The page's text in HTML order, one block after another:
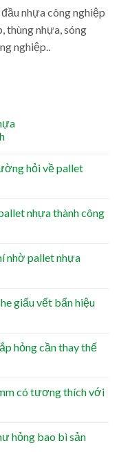
nhựa công nghiệp
thùng nhựa, sóng
nghiệp..
hỏi về pallet
nhựa thành công
nhờ pallet nhựa
giấu vết bẩn hiệu
hỏng cần thay thế
có tương thích với
hỏng bao bì sản